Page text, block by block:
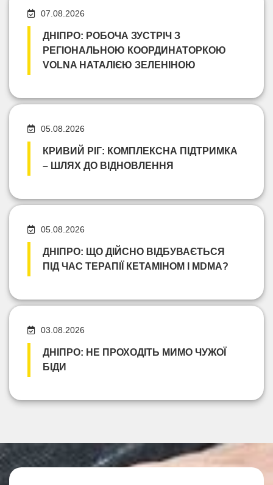
07.08.2026
ДНІПРО: РОБОЧА ЗУСТРІЧ З
РЕГІОНАЛЬНОЮ КООРДИНАТОРКОЮ
VOLNA НАТАЛІЄЮ ЗЕЛЕНІНОЮ
05.08.2026
КРИВИЙ РІГ: КОМПЛЕКСНА ПІДТРИМКА
– ШЛЯХ ДО ВІДНОВЛЕННЯ
05.08.2026
ДНІПРО: ЩО ДІЙСНО ВІДБУВАЄТЬСЯ
ПІД ЧАС ТЕРАПІЇ КЕТАМІНОМ І MDMA?
03.08.2026
ДНІПРО: НЕ ПРОХОДІТЬ МИМО ЧУЖОЇ
БІДИ